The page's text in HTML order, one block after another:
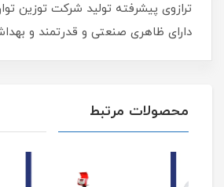
ترازوی پیشرفته تولید شرکت
دارای ظاهری صنعتی و قدرتمند و
محصولات مرتبط